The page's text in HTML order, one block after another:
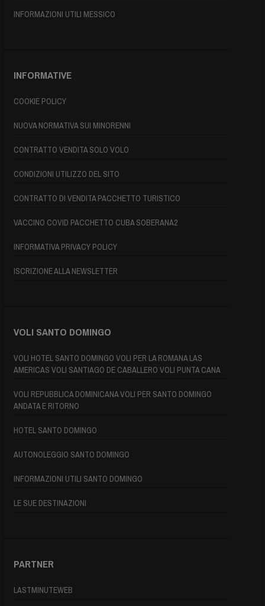
INFORMAZIONI UTILI MESSICO
INFORMATIVE
COOKIE POLICY
NUOVA NORMATIVA SUI MINORENNI
CONTRATTO VENDITA SOLO VOLO
CONDIZIONI UTILIZZO DEL SITO
CONTRATTO DI VENDITA PACCHETTO TURISTICO
VACCINO COVID PACCHETTO CUBA SOBERANA2
INFORMATIVA PRIVACY POLICY
ISCRIZIONE ALLA NEWSLETTER
VOLI SANTO DOMINGO
VOLI HOTEL SANTO DOMINGO VOLI PER LA ROMANA LAS
AMERICAS VOLI SANTIAGO DE CABALLERO VOLI PUNTA CANA
VOLI REPUBBLICA DOMINICANA VOLI PER SANTO DOMINGO
ANDATA E RITORNO
HOTEL SANTO DOMINGO
AUTONOLEGGIO SANTO DOMINGO
INFORMAZIONI UTILI SANTO DOMINGO
LE SUE DESTINAZIONI
PARTNER
LASTMINUTEWEB